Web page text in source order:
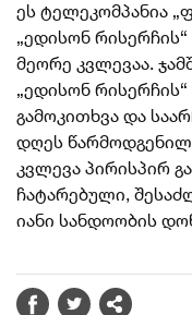
ეს ტელეკომპანია „
„ედისონ
მეორე კვლევაა.
„ედისონ
გამოკითხვა და
დღეს
კვლევა პირისპირ
ჩატარებული,
იანი სანდოობის